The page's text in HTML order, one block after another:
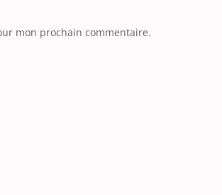
mon prochain commentaire.